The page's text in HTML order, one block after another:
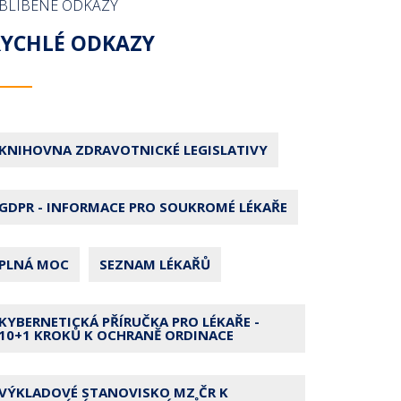
ODKAZY
ODKAZY
ZDRAVOTNICKÉ LEGISLATIVY
- INFORMACE PRO SOUKROMÉ LÉKAŘE
MOC SEZNAM LÉKAŘŮ
PŘÍRUČKA PRO LÉKAŘE -
KROKŮ K OCHRANĚ ORDINACE
STANOVISKO MZ ČR K